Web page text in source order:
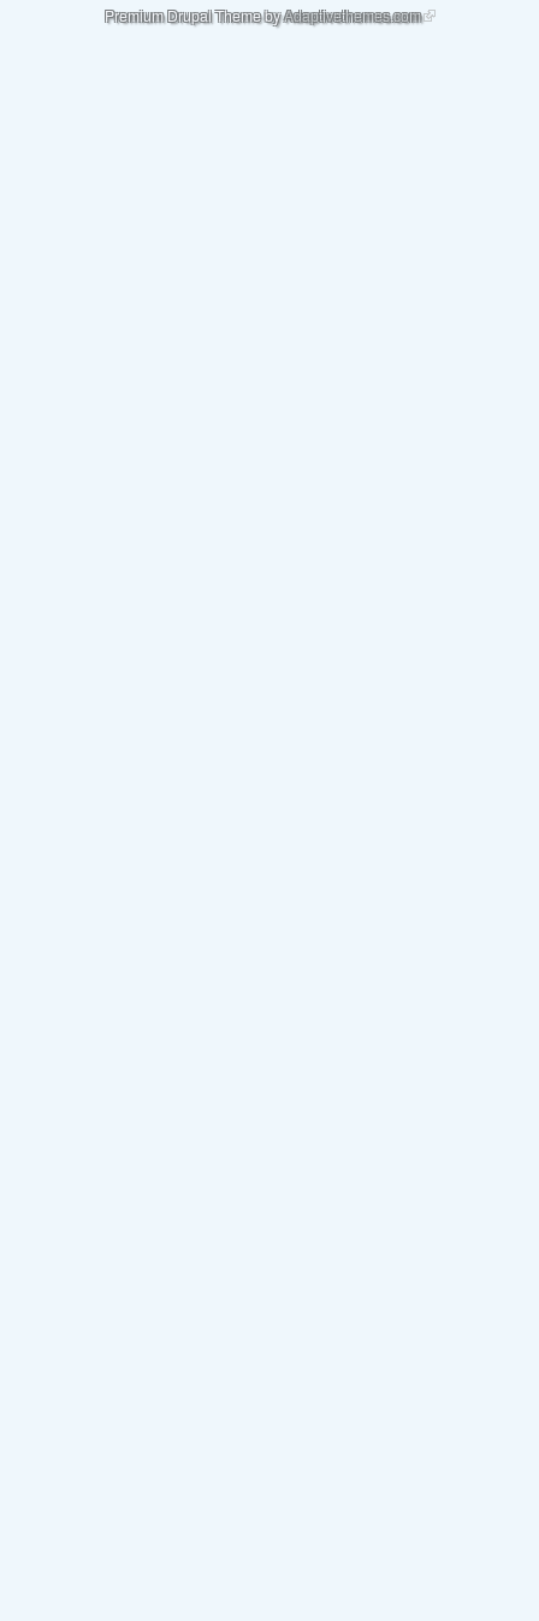
Premium Drupal Theme byAdaptivethemes.com(link is external)